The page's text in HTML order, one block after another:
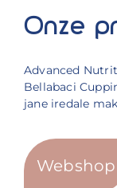
Onze
Advanced
Bellabaci
jane iredale
Webshop